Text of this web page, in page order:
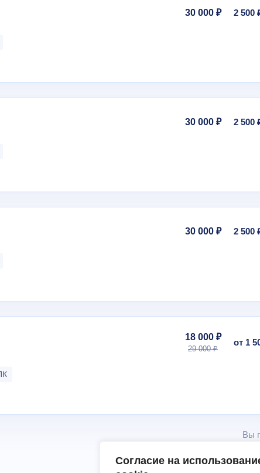
Согласие на
30 000 ₽ 2 500
30 000 ₽ 2 500
30 000 ₽ 2 500
18 000 ₽
29 000 ₽
от 1
Вы